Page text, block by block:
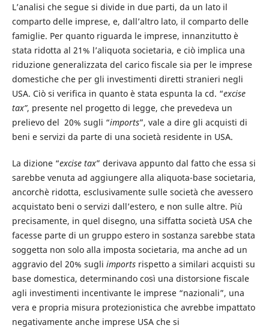
L’analisi che segue si divide in due parti, da un lato il
comparto delle imprese, e, dall’altro lato, il comparto delle
famiglie. Per quanto riguarda le imprese, innanzitutto è
stata ridotta al 21% l’aliquota societaria, e ciò implica una
riduzione generalizzata del carico fiscale sia per le imprese
domestiche che per gli investimenti diretti stranieri negli
USA. Ciò si verifica in quanto è stata espunta la cd. “excise
tax”, presente nel progetto di legge, che prevedeva un
prelievo del 20% sugli “imports”, vale a dire gli acquisti di
beni e servizi da parte di una società residente in USA.
La dizione “excise tax” derivava appunto dal fatto che essa si
sarebbe venuta ad aggiungere alla aliquota-base societaria,
ancorchè ridotta, esclusivamente sulle società che avessero
acquistato beni o servizi dall’estero, e non sulle altre. Più
precisamente, in quel disegno, una siffatta società USA che
facesse parte di un gruppo estero in sostanza sarebbe stata
soggetta non solo alla imposta societaria, ma anche ad un
aggravio del 20% sugli importsrispetto a similari acquisti su
base domestica, determinando così una distorsione fiscale
agli investimenti incentivante le imprese “nazionali”, una
vera e propria misura protezionistica che avrebbe impattato
negativamente anche imprese USA che si